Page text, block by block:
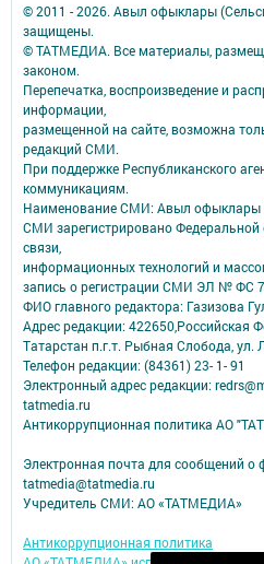
© 2011 - 2026. Авыл офыклары
защищены.
© ТАТМЕДИА. Все материалы,
законом.
Перепечатка, воспроизведение и
информации,
размещенной на сайте, возможна
редакций СМИ.
При поддержке Республиканского
коммуникациям.
Наименование СМИ: Авыл офыклары
СМИ зарегистрировано Федеральной
связи,
информационных технологий и
запись о регистрации СМИ ЭЛ № ФС
ФИО главного редактора: Газизова
Адрес редакции: 422650,Российская
Татарстан п.г.т. Рыбная Слобода, ул.
Телефон редакции: (84361) 23- 1- 91
Электронный адрес редакции:
tatmedia.ru
Антикоррупционная политика АО
Электронная почта для сообщений о
tatmedia@tatmedia.ru
Учредитель СМИ: АО «ТАТМЕДИА»
Антикоррупционная политика